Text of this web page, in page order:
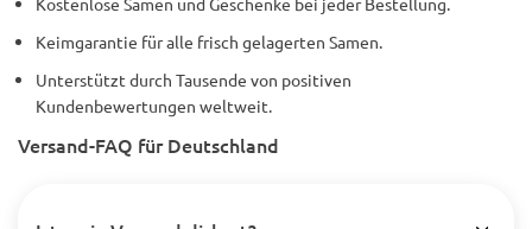
Keimgarantie für alle frisch gelagerten Samen.
Unterstützt durch Tausende von positiven
Kundenbewertungen weltweit.
Versand-FAQ für Deutschland